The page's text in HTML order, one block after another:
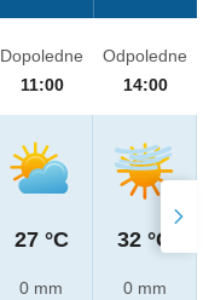
Dopoledne
11:00
27 °C
0 mm
Odpoledne
14:00
32 °C
0 mm